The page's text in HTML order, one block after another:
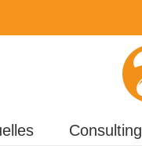
Consulting